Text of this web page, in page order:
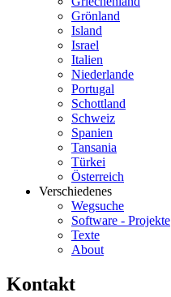
Grönland
Island
Israel
Italien
Niederlande
Portugal
Schottland
Schweiz
Spanien
Tansania
Türkei
Österreich
Verschiedenes
Wegsuche
Software - Projekte
Texte
About
Kontakt